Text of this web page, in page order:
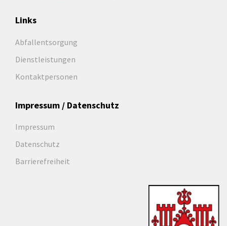
Links
Abfallentsorgung
Dienstleistungen
Kontaktpersonen
Impressum / Datenschutz
Impressum
Datenschutz
Barrierefreiheit